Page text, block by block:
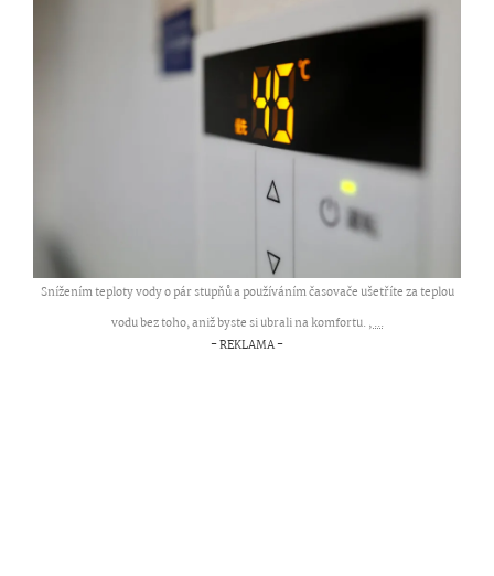
Snížením teploty vody o pár stupňů a používáním časovače ušetříte za teplou
vodu bez toho, aniž byste si ubrali na komfortu. ,...